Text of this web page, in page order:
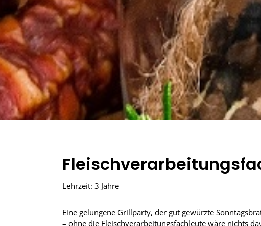
Lehrzeit: 3 Jahre
Eine gelungene Grillparty, der gut gewürzte
– ohne die Fleischverarbeitungsfachleute wäre nichts